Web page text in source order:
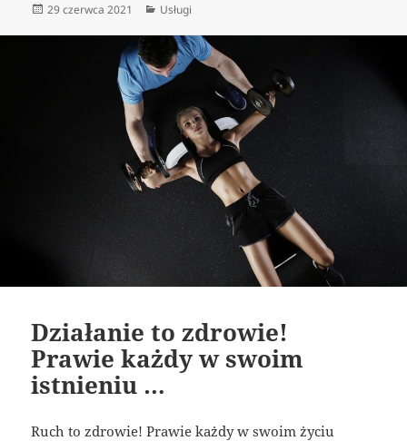
Data
29 czerwca 2021 Kategorie
Usługi
Działanie to zdrowie!
Prawie każdy w swoim
istnieniu …
Ruch to zdrowie! Prawie każdy w swoim życiu